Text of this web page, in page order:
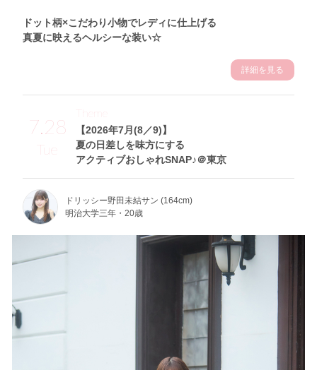
ドット柄×こだわり小物でレディに仕上げる
真夏に映えるヘルシーな装い☆
詳細を見る
7.28
Tue
【2026年7月(8／9)】
夏の日差しを味方にする
アクティブおしゃれSNAP♪＠東京
Theme
ドリッシー野田未結サン (164cm)
明治大学三年・20歳